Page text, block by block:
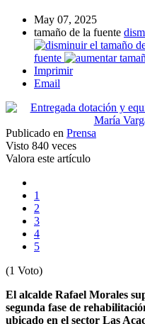
May 07, 2025
tamaño de la fuente
fuente
Imprimir
Email
Publicado en Prensa
Visto 840 veces
Valora este artículo
1
2
3
4
5
(1 Voto)
El alcalde Rafael Morales
segunda fase de
ubicado en el sector Las